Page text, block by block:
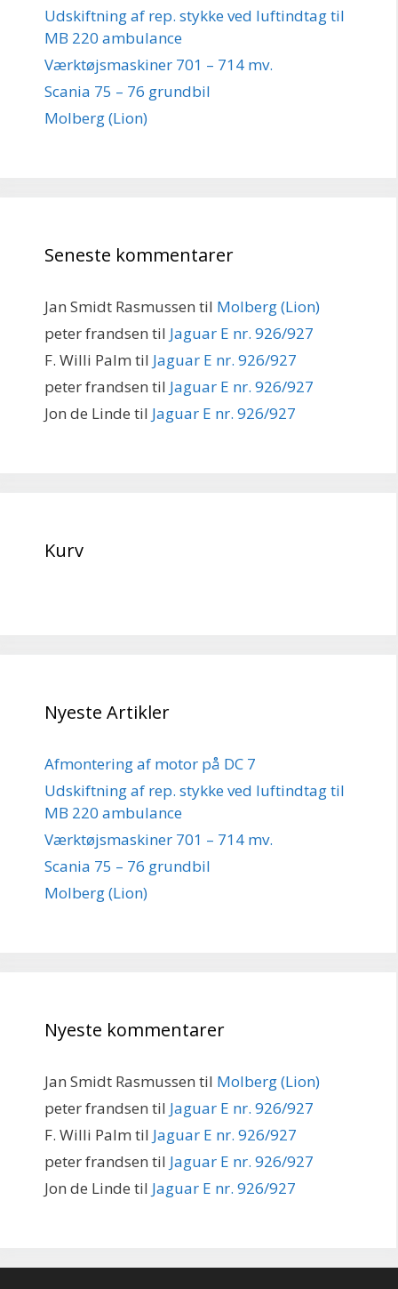
Udskiftning af rep. stykke ved luftindtag til
MB 220 ambulance
Værktøjsmaskiner 701 – 714 mv.
Scania 75 – 76 grundbil
Molberg (Lion)
Seneste kommentarer
Jan Smidt Rasmussen til Molberg (Lion)
peter frandsen til Jaguar E nr. 926/927
F. Willi Palm til Jaguar E nr. 926/927
peter frandsen til Jaguar E nr. 926/927
Jon de Linde til Jaguar E nr. 926/927
Kurv
Nyeste Artikler
Afmontering af motor på DC 7
Udskiftning af rep. stykke ved luftindtag til
MB 220 ambulance
Værktøjsmaskiner 701 – 714 mv.
Scania 75 – 76 grundbil
Molberg (Lion)
Nyeste kommentarer
Jan Smidt Rasmussen til Molberg (Lion)
peter frandsen til Jaguar E nr. 926/927
F. Willi Palm til Jaguar E nr. 926/927
peter frandsen til Jaguar E nr. 926/927
Jon de Linde til Jaguar E nr. 926/927